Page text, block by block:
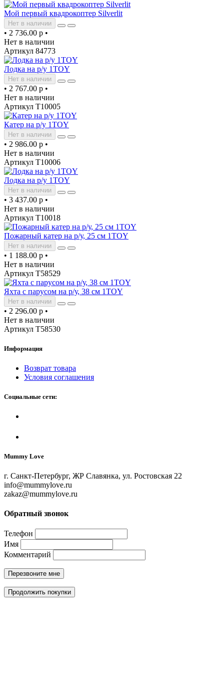
Мой первый квадрокоптер Silverlit
Нет в наличии
• 2 736.00 р •
Нет в наличии
Артикул 84773
Лодка на р/у 1TOY
Нет в наличии
• 2 767.00 р •
Нет в наличии
Артикул Т10005
Катер на р/у 1TOY
Нет в наличии
• 2 986.00 р •
Нет в наличии
Артикул Т10006
Лодка на р/у 1TOY
Нет в наличии
• 3 437.00 р •
Нет в наличии
Артикул Т10018
Пожарный катер на р/у, 25 см 1TOY
Нет в наличии
• 1 188.00 р •
Нет в наличии
Артикул Т58529
Яхта с парусом на р/у, 38 см 1TOY
Нет в наличии
• 2 296.00 р •
Нет в наличии
Артикул Т58530
Информация
Возврат товара
Условия соглашения
Социальные сети:
Mummy Love
г. Санкт-Петербург, ЖР Славянка, ул. Ростовская 22
info@mummylove.ru
zakaz@mummylove.ru
Обратный звонок
Телефон
Имя
Комментарий
Перезвоните мне
Продолжить покупки